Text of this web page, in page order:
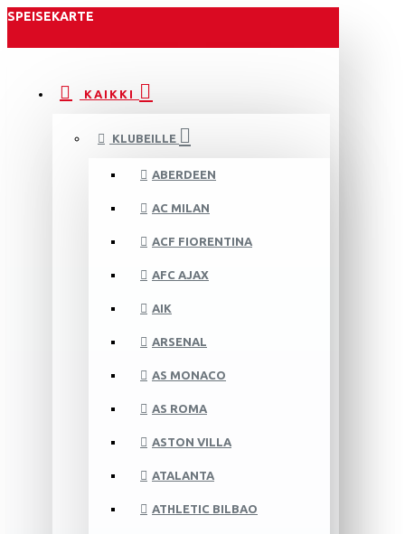
SPEISEKARTE
KAIKKI
KLUBEILLE
ABERDEEN
AC MILAN
ACF FIORENTINA
AFC AJAX
AIK
ARSENAL
AS MONACO
AS ROMA
ASTON VILLA
ATALANTA
ATHLETIC BILBAO